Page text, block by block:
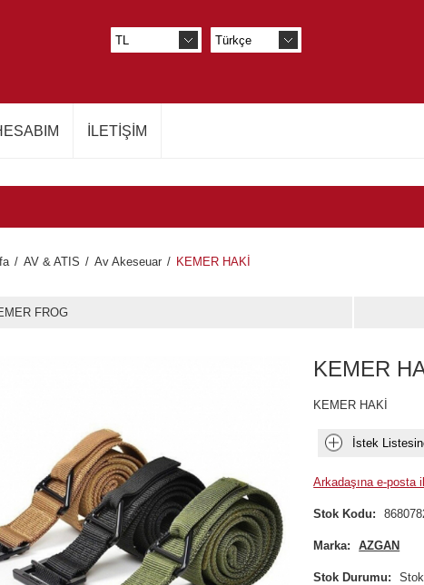
İLETIŞIM
/ AV & ATIS / Av Akeseuar / KEMER HAKİ
FROG
KEMER
KEMER HAKİ
İstek
Arkadaşına e-posta
Stok Kodu:
Marka: AZGAN
Stok Durumu: